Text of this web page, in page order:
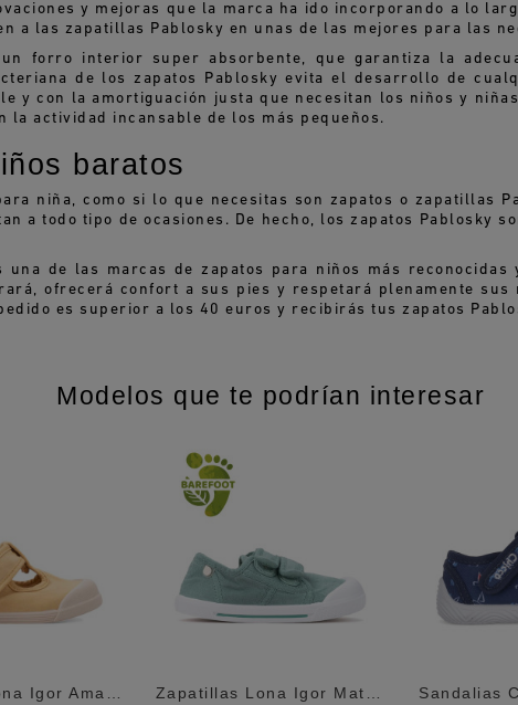
y mejoras que la marca ha ido incorporando a lo
a las zapatillas Pablosky en unas de las mejores para las
forro interior super absorbente, que garantiza la
de los zapatos Pablosky evita el desarrollo de
y con la amortiguación justa que necesitan los niños y
actividad incansable de los más pequeños.
baratos
niña, como si lo que necesitas son zapatos o zapatillas
a todo tipo de ocasiones. De hecho, los zapatos Pablosky
de las marcas de zapatos para niños más
ofrecerá confort a sus pies y respetará plenamente
es superior a los 40 euros y recibirás tus zapatos
Modelos que te podrían interesar